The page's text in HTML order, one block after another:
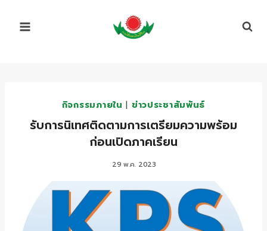
กิจกรรมภายใน | ข่าวประชาสัมพันธ์
รับการนิเทศติดตามการเตรียมความพร้อม
ก่อนเปิดภาคเรียน
29 พ.ค. 2023